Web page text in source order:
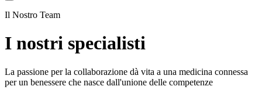
Il Nostro Team
I nostri specialisti
La passione per la collaborazione dà vita a una medicina connessa
per un benessere che nasce dall'unione delle competenze